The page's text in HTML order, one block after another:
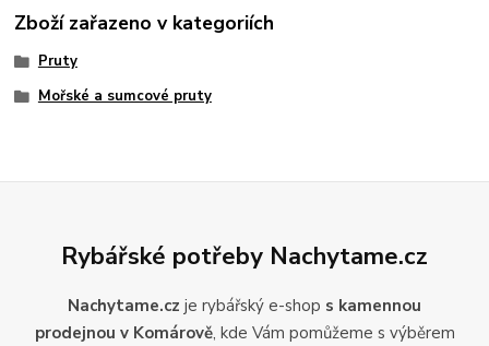
Zboží zařazeno v kategoriích
Pruty
Mořské a sumcové pruty
Rybářské potřeby Nachytame.cz
Nachytame.cz je rybářský e-shop s kamennou
prodejnou v Komárově, kde Vám pomůžeme s výběrem